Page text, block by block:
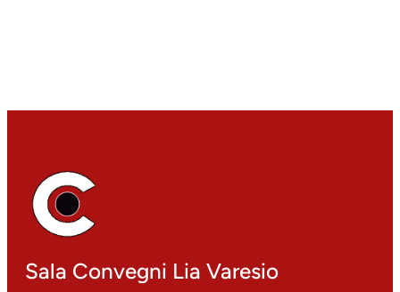
Sala Convegni Lia Varesio